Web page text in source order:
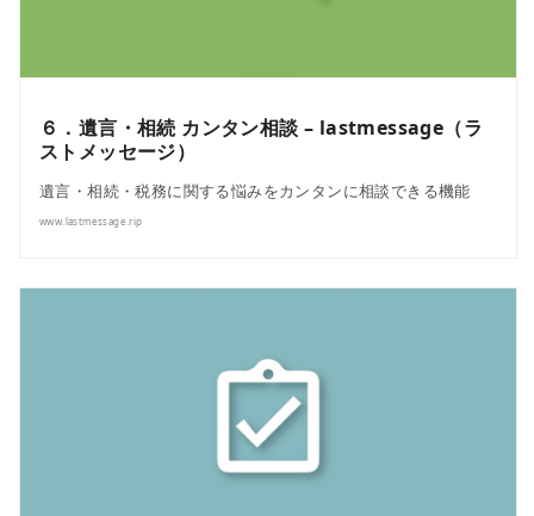
６．遺言・相続 カンタン相談 – lastmessage（ラ
ストメッセージ）
遺言・相続・税務に関する悩みをカンタンに相談できる機能
www.lastmessage.rip